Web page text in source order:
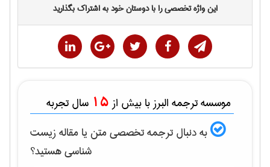
این واژه تخصصی را با دوستان خود به اشتراک بگذارید
موسسه ترجمه البرز با بیش از 15 سال تجربه
به دنبال ترجمه تخصصی متن یا مقالهزيست
شناسیهستید؟